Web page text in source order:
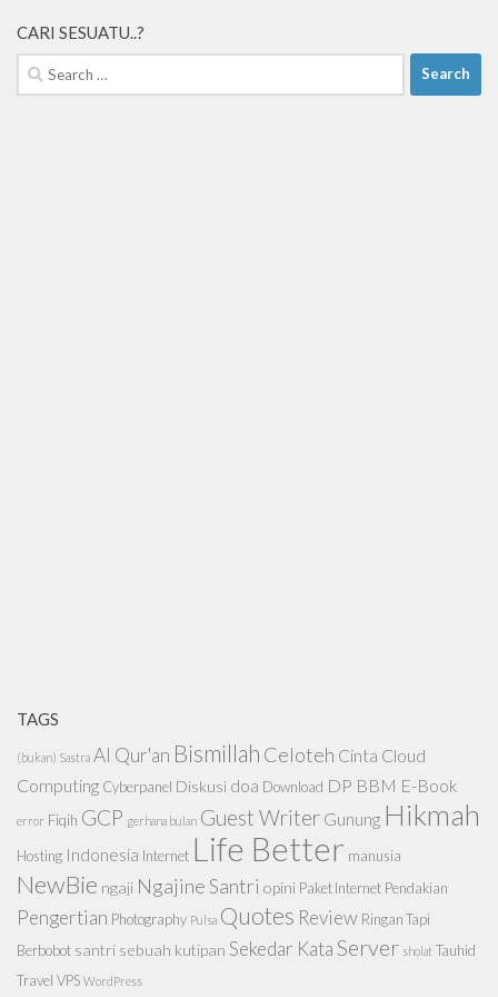
CARI SESUATU..?
Search
for:
TAGS
(bukan) Sastra Al Qur'an Bismillah Celoteh Cinta Cloud
Computing Cyberpanel Diskusi doa Download DP BBM E-Book
error Fiqih GCP gerhana bulan Guest Writer Gunung Hikmah
Hosting Indonesia Internet Life Better manusia
NewBie ngaji Ngajine Santri opini Paket Internet Pendakian
Pengertian Photography Pulsa Quotes Review Ringan Tapi
Berbobot santri sebuah kutipan Sekedar KataServer sholat Tauhid
Travel VPS WordPress